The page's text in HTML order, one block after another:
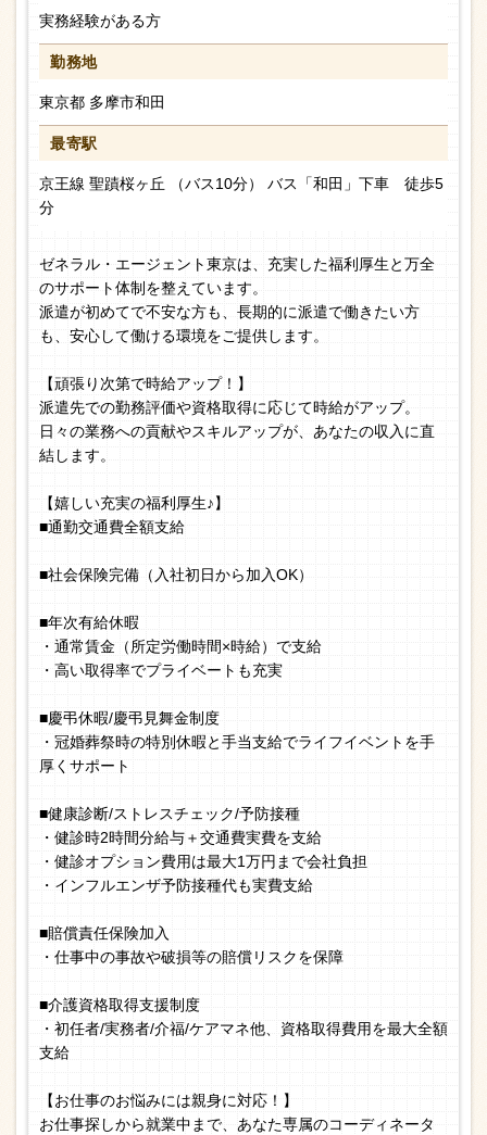
実務経験がある方
勤務地
東京都 多摩市和田
最寄駅
京王線 聖蹟桜ヶ丘 （バス10分） バス「和田」下車 徒歩5
分
ゼネラル・エージェント東京は、充実した福利厚生と万全
のサポート体制を整えています。
派遣が初めてで不安な方も、長期的に派遣で働きたい方
も、安心して働ける環境をご提供します。
【頑張り次第で時給アップ！】
派遣先での勤務評価や資格取得に応じて時給がアップ。
日々の業務への貢献やスキルアップが、あなたの収入に直
結します。
【嬉しい充実の福利厚生♪】
■通勤交通費全額支給
■社会保険完備（入社初日から加入OK）
■年次有給休暇
・通常賃金（所定労働時間×時給）で支給
・高い取得率でプライベートも充実
■慶弔休暇/慶弔見舞金制度
・冠婚葬祭時の特別休暇と手当支給でライフイベントを手
厚くサポート
■健康診断/ストレスチェック/予防接種
・健診時2時間分給与＋交通費実費を支給
・健診オプション費用は最大1万円まで会社負担
・インフルエンザ予防接種代も実費支給
■賠償責任保険加入
・仕事中の事故や破損等の賠償リスクを保障
■介護資格取得支援制度
・初任者/実務者/介福/ケアマネ他、資格取得費用を最大全額
支給
【お仕事のお悩みには親身に対応！】
お仕事探しから就業中まで、あなた専属のコーディネータ